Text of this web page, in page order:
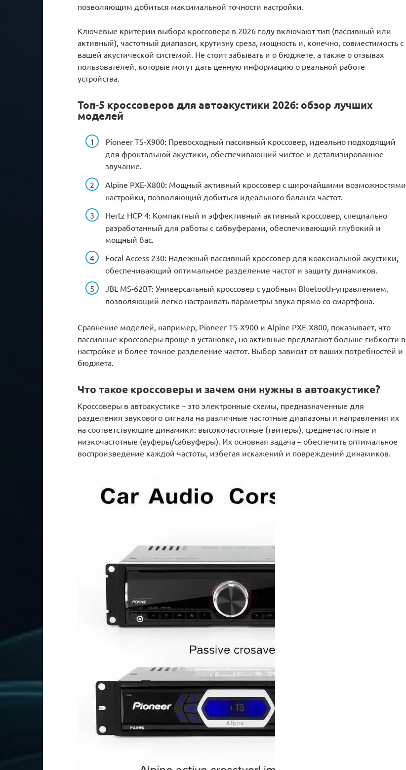
позволяющим добиться максимальной точности настройки.
Ключевые критерии выбора кроссовера в 2026 году включают тип (пассивный или
активный), частотный диапазон, крутизну среза, мощность и, конечно, совместимость с
вашей акустической системой. Не стоит забывать и о бюджете, а также о отзывах
пользователей, которые могут дать ценную информацию о реальной работе
устройства.
Топ-5 кроссоверов для автоакустики 2026: обзор лучших
моделей
Pioneer TS-X900: Превосходный пассивный кроссовер, идеально подходящий
для фронтальной акустики, обеспечивающий чистое и детализированное
звучание.
Alpine PXE-X800: Мощный активный кроссовер с широчайшими возможностями
настройки, позволяющий добиться идеального баланса частот.
Hertz HCP 4: Компактный и эффективный активный кроссовер, специально
разработанный для работы с сабвуферами, обеспечивающий глубокий и
мощный бас.
Focal Access 230: Надежный пассивный кроссовер для коаксиальной акустики,
обеспечивающий оптимальное разделение частот и защиту динамиков.
JBL MS-62BT: Универсальный кроссовер с удобным Bluetooth-управлением,
позволяющий легко настраивать параметры звука прямо со смартфона.
Сравнение моделей, например, Pioneer TS-X900 и Alpine PXE-X800, показывает, что
пассивные кроссоверы проще в установке, но активные предлагают больше гибкости в
настройке и более точное разделение частот. Выбор зависит от ваших потребностей и
бюджета.
Что такое кроссоверы и зачем они нужны в автоакустике?
Кроссоверы в автоакустике – это электронные схемы, предназначенные для
разделения звукового сигнала на различные частотные диапазоны и направления их
на соответствующие динамики: высокочастотные (твитеры), среднечастотные и
низкочастотные (вуферы/сабвуферы). Их основная задача – обеспечить оптимальное
воспроизведение каждой частоты, избегая искажений и повреждений динамиков.